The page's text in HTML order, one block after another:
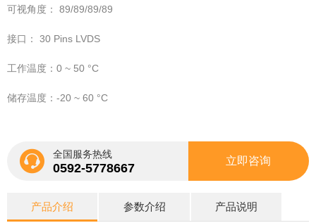
可视角度： 89/89/89/89
接口： 30 Pins LVDS
工作温度：0 ~ 50 °C
储存温度：-20 ~ 60 °C
全国服务热线
0592-5778667
立即咨询
产品介绍 参数介绍 产品说明